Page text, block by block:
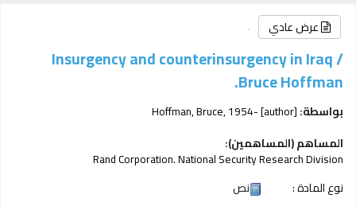
عرض عادي
Insurgency and counterinsurgency in Iraq /
Bruce Hoffman.
بواسطة: Hoffman, Bruce, 1954-[author]
المساهم (المساهمين):
Rand Corporation. National Security Research Division
نوع المادة :
نص